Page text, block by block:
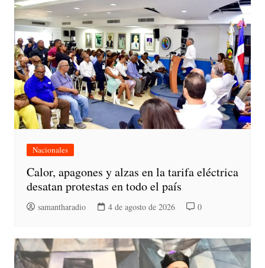
Nacionales
Calor, apagones y alzas en la tarifa eléctrica
desatan protestas en todo el país
samantharadio 4 de agosto de 2026 0